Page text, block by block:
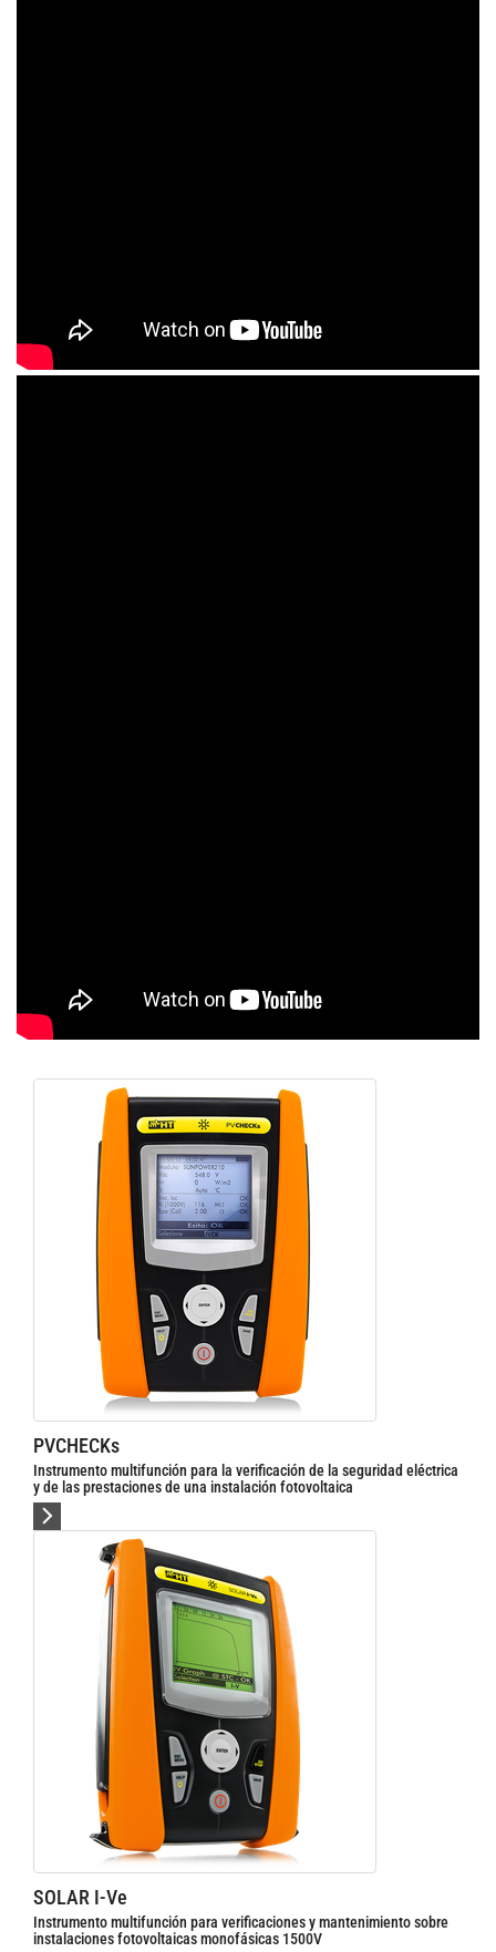
PVCHECKs
Instrumento multifunción para la verificación de la seguridad eléctrica
y de las prestaciones de una instalación fotovoltaica
SOLAR I-Ve
Instrumento multifunción para verificaciones y mantenimiento sobre
instalaciones fotovoltaicas monofásicas 1500V